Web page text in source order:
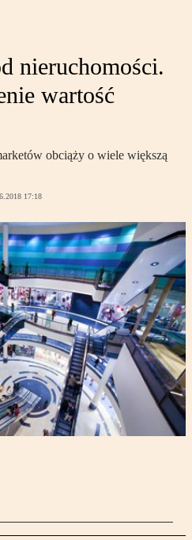
nieruchomości.
wartość
obciąży o wiele większą
17:18